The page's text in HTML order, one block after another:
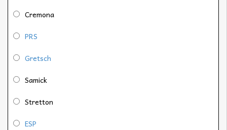
Cremona
PRS
Gretsch
Samick
Stretton
ESP